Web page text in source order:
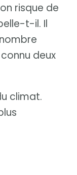
risque de
t-il. Il
deux
climat.